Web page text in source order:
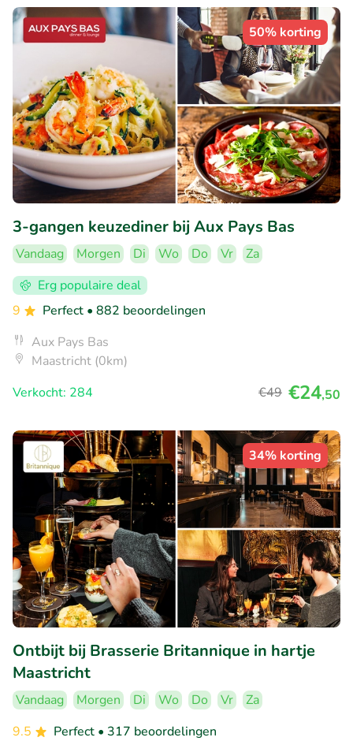
50% korting
3-gangen keuzediner bij Aux Pays Bas
Vandaag Morgen Di Wo Do Vr
Za
Erg populaire deal
9
Perfect • 882 beoordelingen
Aux Pays Bas
Maastricht (0km)
Verkocht: 284
€49 €24,50
34% korting
Ontbijt bij Brasserie Britannique in hartje
Maastricht
Vandaag Morgen Di Wo Do Vr
Za
9.5
Perfect • 317 beoordelingen